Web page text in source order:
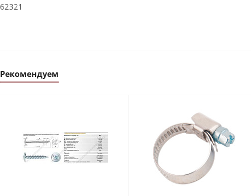
62321
Рекомендуем